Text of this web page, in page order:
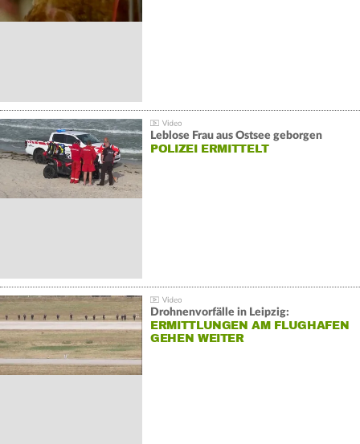
Leblose Frau aus Ostsee geborgen
POLIZEI ERMITTELT
Drohnenvorfälle in Leipzig:
ERMITTLUNGEN AM FLUGHAFEN
GEHEN WEITER